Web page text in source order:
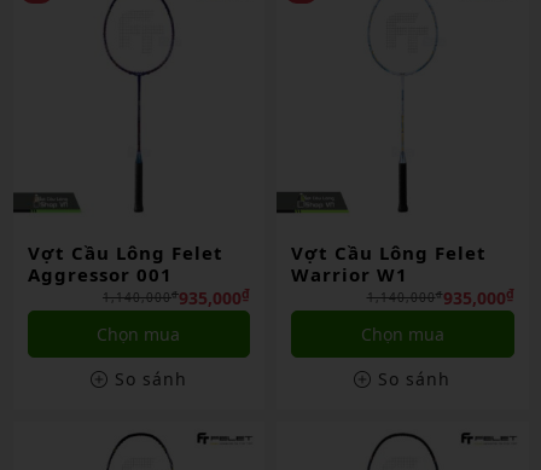
Vợt Cầu Lông Felet
Aggressor 001
935,000₫
1,140,000₫
Chọn mua
So sánh
Vợt Cầu Lông Felet
Warrior W1
935,000₫
1,140,000₫
Chọn mua
So sánh